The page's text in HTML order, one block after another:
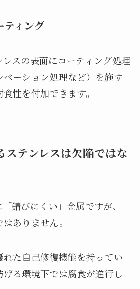
ティング
スの表面にコーティング処理
ベーション処理など）を施す
性を付加できます。
ステンレスは欠陥ではな
錆びにくい」金属ですが、
ありません。
た自己修復機能を持ってい
る環境下では腐食が進行し